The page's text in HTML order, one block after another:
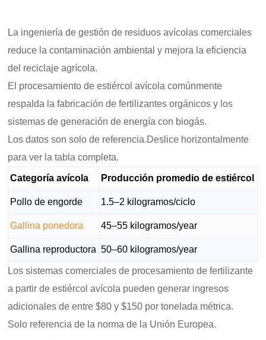
La ingeniería de gestión de residuos avícolas comerciales
reduce la contaminación ambiental y mejora la eficiencia
del reciclaje agrícola.
El procesamiento de estiércol avícola comúnmente
respalda la fabricación de fertilizantes orgánicos y los
sistemas de generación de energía con biogás.
Los datos son solo de referencia.Deslice horizontalmente
para ver la tabla completa.
Categoría avícola Producción promedio de estiércol
Pollo de engorde 1.5–2 kilogramos/ciclo
Gallina ponedora 45–55 kilogramos/year
Gallina reproductora 50–60 kilogramos/year
Los sistemas comerciales de procesamiento de fertilizante
a partir de estiércol avícola pueden generar ingresos
adicionales de entre $80 y $150 por tonelada métrica.
Solo referencia de la norma de la Unión Europea.